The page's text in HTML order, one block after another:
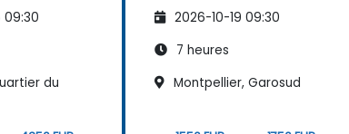
09:30
du
2026-10-19 09:30
7 heures
Montpellier, Garosud